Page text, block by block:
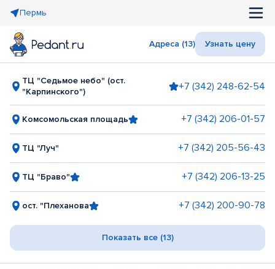
Пермь
Адреса (13) Узнать цену
ТЦ "Седьмое небо" (ост.
"Карпинского")
+7 (342) 248-62-54
Комсомольская площадь +7 (342) 206-01-57
ТЦ "Луч" +7 (342) 205-56-43
ТЦ "Браво" +7 (342) 206-13-25
ост. "Плеханова +7 (342) 200-90-78
Показать все (13)